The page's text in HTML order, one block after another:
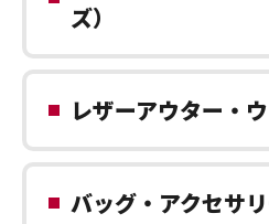
ズ）
レザーアウター・
バッグ・アクセサ